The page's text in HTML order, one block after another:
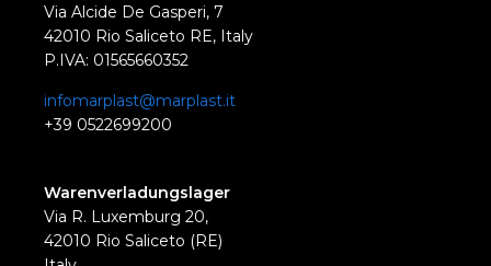
Via Alcide De Gasperi, 7
42010 Rio Saliceto RE, Italy
P.IVA: 01565660352
infomarplast@marplast.it
+39 0522699200
Warenverladungslager
Via R. Luxemburg 20,
42010 Rio Saliceto (RE)